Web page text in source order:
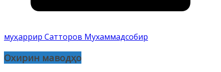
муҳаррир Сатторов Мухаммадсобир
Охирин маводҳо